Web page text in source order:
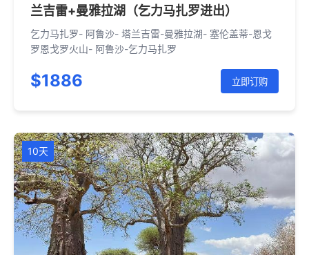
兰吉雷+曼雅拉湖（乞力马扎罗进出）
乞力马扎罗- 阿鲁沙- 塔兰吉雷-曼雅拉湖- 塞伦盖蒂-恩戈
罗恩戈罗火山- 阿鲁沙-乞力马扎罗
$1886 立即订购
10天